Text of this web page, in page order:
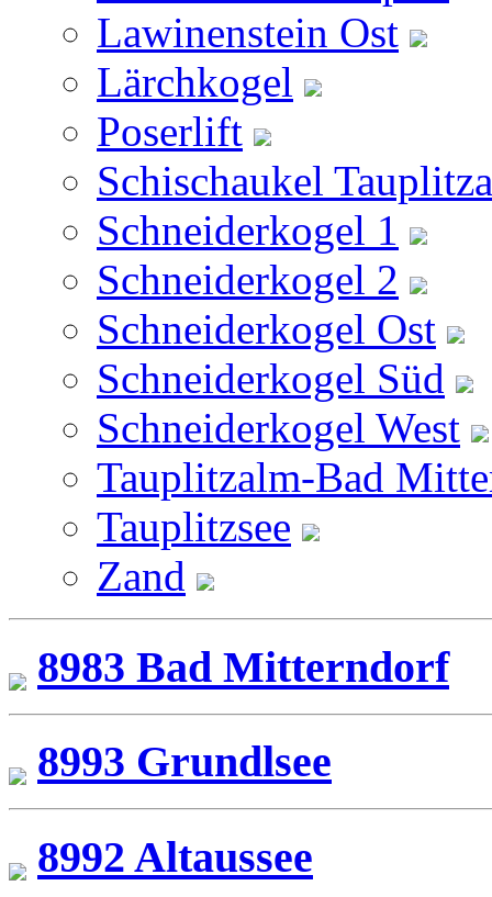
Lawinenstein Ost
Lärchkogel
Poserlift
Schischaukel
Schneiderkogel 1
Schneiderkogel 2
Schneiderkogel Ost
Schneiderkogel Süd
Schneiderkogel West
Tauplitzalm-Bad
Tauplitzsee
Zand
8983 Bad Mitterndorf
8993 Grundlsee
8992 Altaussee